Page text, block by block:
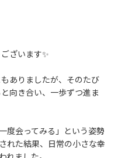
ざいます✨
ありましたが、そのたび
向き合い、一歩ずつ進ま
度会ってみる」という姿勢
れた結果、日常の小さな幸